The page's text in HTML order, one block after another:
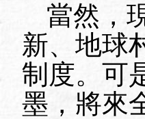
當然，
新、地球
制度。可
墨，將來